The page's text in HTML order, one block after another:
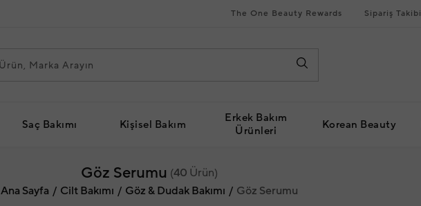
The One Beauty Rewards Sipariş Takibi
Saç Bakımı Kişisel Bakım
Erkek Bakım
Ürünleri
Korean Beauty
Göz Serumu (40 Ürün)
Ana Sayfa
Cilt Bakımı Göz & Dudak Bakımı Göz Serumu